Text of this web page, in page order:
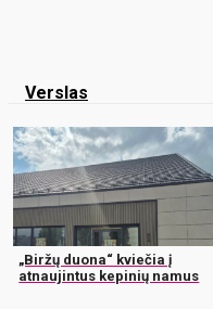
Verslas
„Biržų duona“ kviečia į
atnaujintus kepinių namus